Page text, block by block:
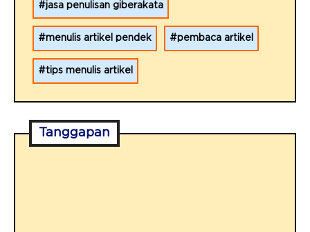
jasa penulisan giberakata
menulis artikel pendek pembaca artikel
tips menulis artikel
Tanggapan